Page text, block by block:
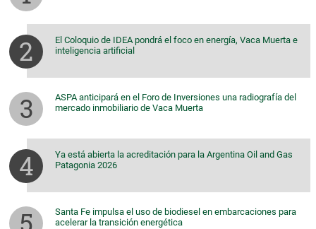
El Coloquio de IDEA pondrá el foco en energía, Vaca Muerta e
inteligencia artificial
ASPA anticipará en el Foro de Inversiones una radiografía del
mercado inmobiliario de Vaca Muerta
Ya está abierta la acreditación para la Argentina Oil and Gas
Patagonia 2026
Santa Fe impulsa el uso de biodiesel en embarcaciones para
acelerar la transición energética